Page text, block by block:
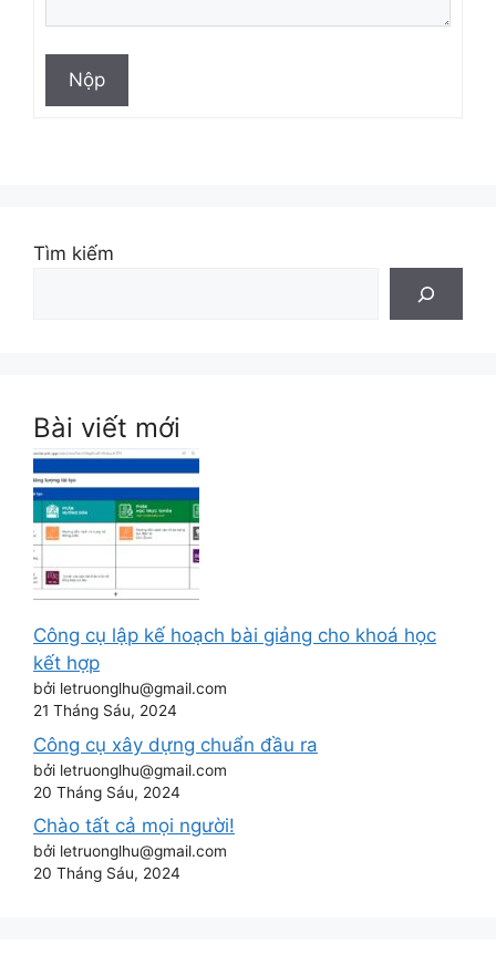
Nộp
Tìm kiếm
Bài viết mới
Công cụ lập kế hoạch bài giảng cho khoá học
kết hợp
bởi letruonglhu@gmail.com
21 Tháng Sáu, 2024
Công cụ xây dựng chuẩn đầu ra
bởi letruonglhu@gmail.com
20 Tháng Sáu, 2024
Chào tất cả mọi người!
bởi letruonglhu@gmail.com
20 Tháng Sáu, 2024